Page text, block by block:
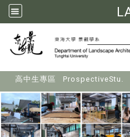
高中生專區 ProspectiveStu.